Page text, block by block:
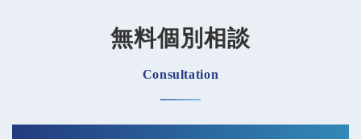
無料個別相談
Consultation